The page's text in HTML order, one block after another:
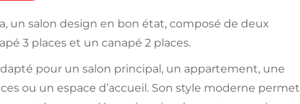
un salon design en bon état, composé de deux
3 places et un canapé 2 places.
pour un salon principal, un appartement, une
ou un espace d’accueil. Son style moderne permet